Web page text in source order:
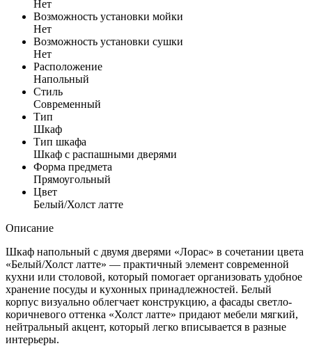
Нет
Возможность установки мойки
Нет
Возможность установки сушки
Нет
Расположение
Напольный
Стиль
Современный
Тип
Шкаф
Тип шкафа
Шкаф с распашными дверями
Форма предмета
Прямоугольный
Цвет
Белый/Холст латте
Описание
Шкаф напольный с двумя дверями «Лорас» в сочетании цвета
«Белый/Холст латте» — практичный элемент современной
кухни или столовой, который помогает организовать удобное
хранение посуды и кухонных принадлежностей. Белый
корпус визуально облегчает конструкцию, а фасады светло-
коричневого оттенка «Холст латте» придают мебели мягкий,
нейтральный акцент, который легко вписывается в разные
интерьеры.